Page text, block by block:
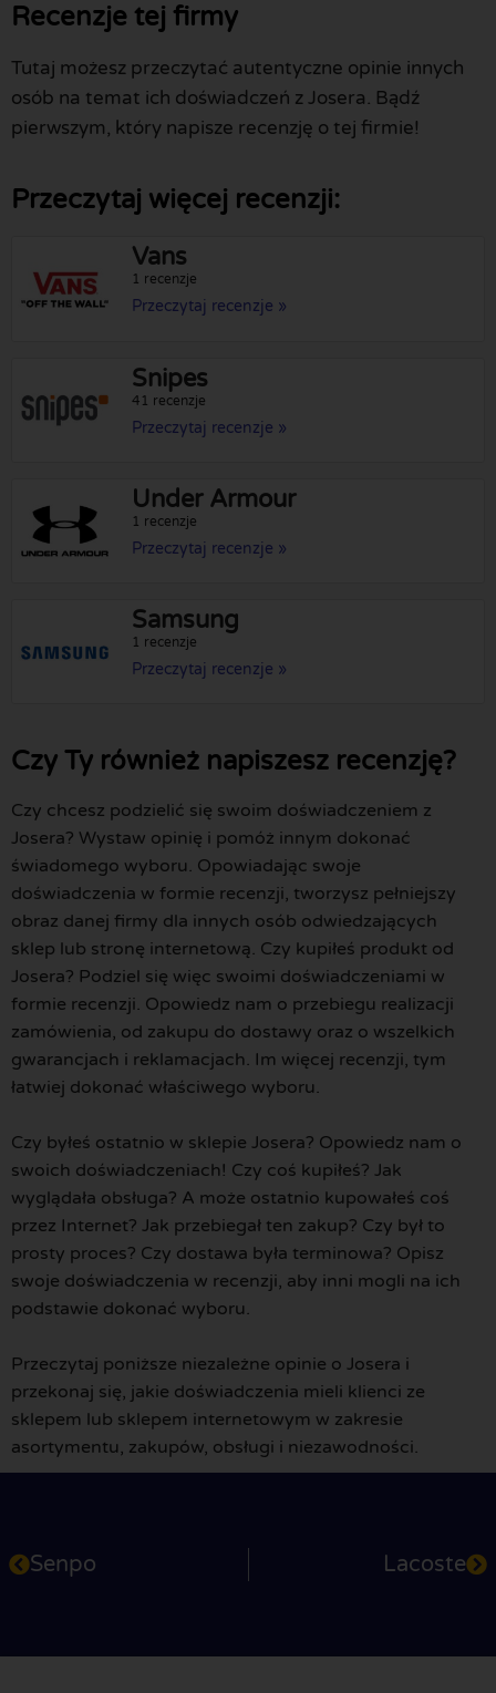
Recenzje tej firmy
Tutaj możesz przeczytać autentyczne opinie innych
osób na temat ich doświadczeń z Josera. Bądź
pierwszym, który napisze recenzję o tej firmie!
Przeczytaj więcej recenzji:
Vans
1 recenzje
Przeczytaj recenzje »
Snipes
41 recenzje
Przeczytaj recenzje »
Under Armour
1 recenzje
Przeczytaj recenzje »
Samsung
1 recenzje
Przeczytaj recenzje »
Czy Ty również napiszesz recenzję?
Czy chcesz podzielić się swoim doświadczeniem z
Josera? Wystaw opinię i pomóż innym dokonać
świadomego wyboru. Opowiadając swoje
doświadczenia w formie recenzji, tworzysz pełniejszy
obraz danej firmy dla innych osób odwiedzających
sklep lub stronę internetową. Czy kupiłeś produkt od
Josera? Podziel się więc swoimi doświadczeniami w
formie recenzji. Opowiedz nam o przebiegu realizacji
zamówienia, od zakupu do dostawy oraz o wszelkich
gwarancjach i reklamacjach. Im więcej recenzji, tym
łatwiej dokonać właściwego wyboru.
Czy byłeś ostatnio w sklepie Josera? Opowiedz nam o
swoich doświadczeniach! Czy coś kupiłeś? Jak
wyglądała obsługa? A może ostatnio kupowałeś coś
przez Internet? Jak przebiegał ten zakup? Czy był to
prosty proces? Czy dostawa była terminowa? Opisz
swoje doświadczenia w recenzji, aby inni mogli na ich
podstawie dokonać wyboru.
Przeczytaj poniższe niezależne opinie o Josera i
przekonaj się, jakie doświadczenia mieli klienci ze
sklepem lub sklepem internetowym w zakresie
asortymentu, zakupów, obsługi i niezawodności.
Senpo Lacoste